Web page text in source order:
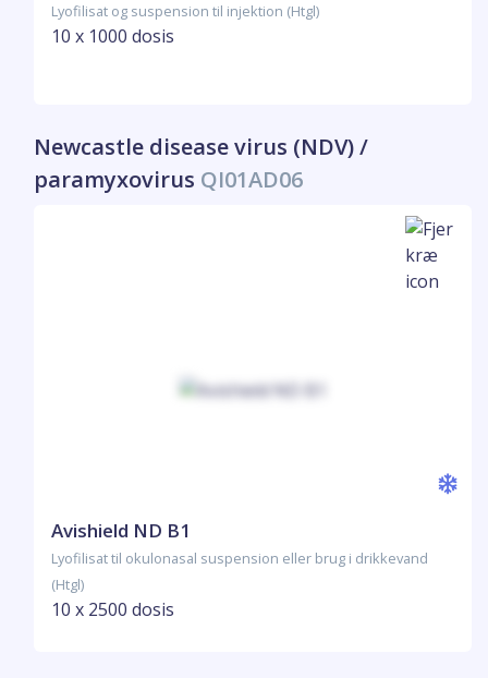
Lyofilisat og suspension til injektion (Htgl)
10 x 1000 dosis
Newcastle disease virus (NDV) /
paramyxovirus QI01AD06
Avishield ND B1
Lyofilisat til okulonasal suspension eller brug i drikkevand
(Htgl)
10 x 2500 dosis